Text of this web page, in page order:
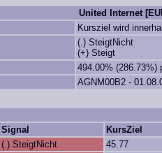
United Internet
Kursziel wird
(.) SteigtNicht
(+) Steigt
494.00% (286.73%)
AGNM00B2 -
Signal
KursZiel
(.) SteigtNicht
45.77